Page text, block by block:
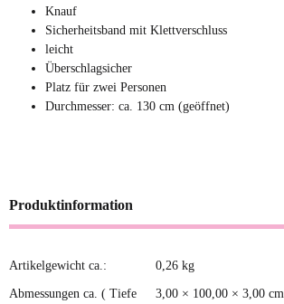
Knauf
Sicherheitsband mit Klettverschluss
leicht
Überschlagsicher
Platz für zwei Personen
Durchmesser: ca. 130 cm (geöffnet)
Produktinformation
Produkteigenschaft
Wert
Artikelgewicht ca.: 0,26 kg
Abmessungen ca. ( Tiefe
3,00 × 100,00 × 3,00 cm